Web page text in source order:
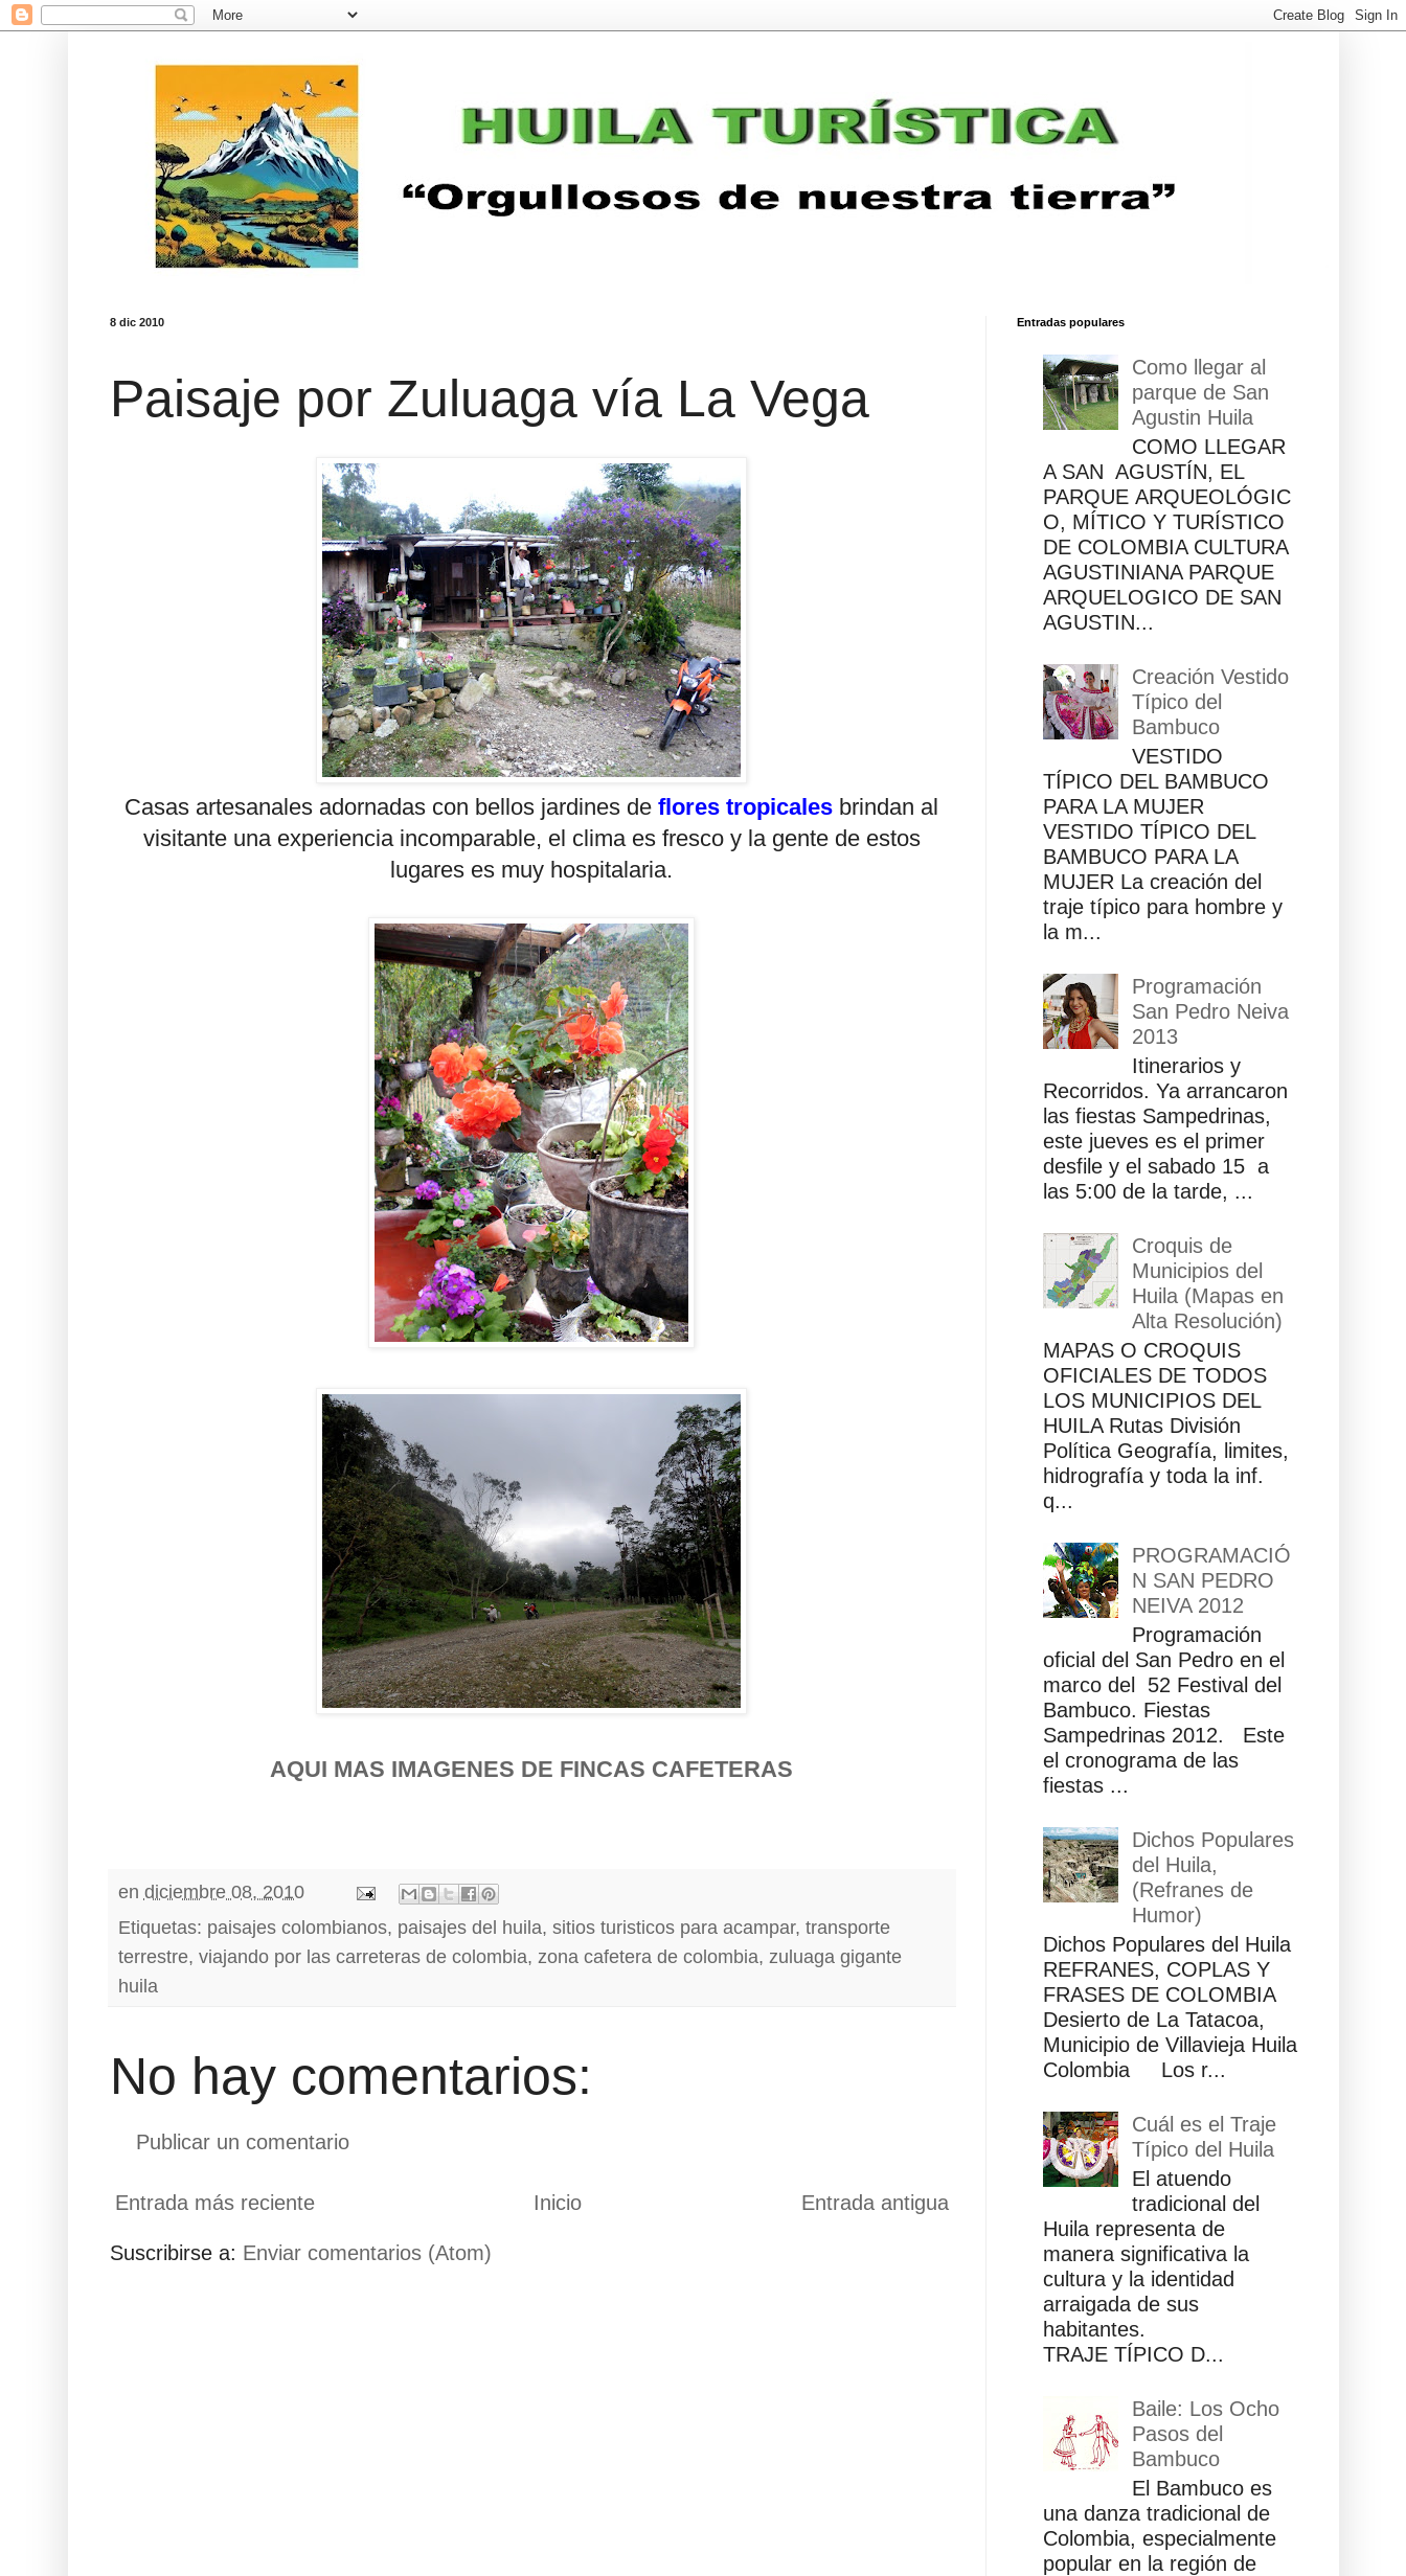
8 dic 2010
Paisaje por Zuluaga vía La Vega
Casas artesanales adornadas con bellos jardines de flores tropicales brindan al
visitante una experiencia incomparable, el clima es fresco y la gente de estos
lugares es muy hospitalaria.
AQUI MAS IMAGENES DE FINCAS CAFETERAS
en diciembre 08, 2010
Etiquetas: paisajes colombianos, paisajes del huila, sitios turisticos para acampar, transporte
terrestre, viajando por las carreteras de colombia, zona cafetera de colombia, zuluaga gigante
huila
No hay comentarios:
Publicar un comentario
Entrada más reciente Entrada antigua
Inicio
Suscribirse a: Enviar comentarios (Atom)
Entradas populares
Como llegar al
parque de San
Agustin Huila
COMO LLEGAR
A SAN AGUSTÍN, EL
PARQUE ARQUEOLÓGIC
O, MÍTICO Y TURÍSTICO
DE COLOMBIA CULTURA
AGUSTINIANA PARQUE
ARQUELOGICO DE SAN
AGUSTIN...
Creación Vestido
Típico del
Bambuco
VESTIDO
TÍPICO DEL BAMBUCO
PARA LA MUJER
VESTIDO TÍPICO DEL
BAMBUCO PARA LA
MUJER La creación del
traje típico para hombre y
la m...
Programación
San Pedro Neiva
2013
Itinerarios y
Recorridos. Ya arrancaron
las fiestas Sampedrinas,
este jueves es el primer
desfile y el sabado 15 a
las 5:00 de la tarde, ...
Croquis de
Municipios del
Huila (Mapas en
Alta Resolución)
MAPAS O CROQUIS
OFICIALES DE TODOS
LOS MUNICIPIOS DEL
HUILA Rutas División
Política Geografía, limites,
hidrografía y toda la inf.
q...
PROGRAMACIÓ
N SAN PEDRO
NEIVA 2012
Programación
oficial del San Pedro en el
marco del 52 Festival del
Bambuco. Fiestas
Sampedrinas 2012. Este
el cronograma de las
fiestas ...
Dichos Populares
del Huila,
(Refranes de
Humor)
Dichos Populares del Huila
REFRANES, COPLAS Y
FRASES DE COLOMBIA
Desierto de La Tatacoa,
Municipio de Villavieja Huila
Colombia Los r...
Cuál es el Traje
Típico del Huila
El atuendo
tradicional del
Huila representa de
manera significativa la
cultura y la identidad
arraigada de sus
habitantes.
TRAJE TÍPICO D...
Baile: Los Ocho
Pasos del
Bambuco
El Bambuco es
una danza tradicional de
Colombia, especialmente
popular en la región de